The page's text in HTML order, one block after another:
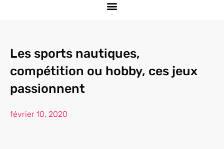
Les sports nautiques,
compétition ou hobby, ces jeux
passionnent
février 10, 2020